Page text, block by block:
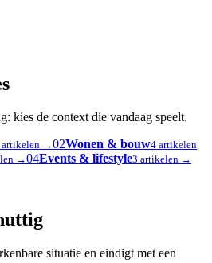
kies de context die vandaag speelt.
artikelen →02Wonen & bouw4 artikelen
→04Events & lifestyle3 artikelen →
situatie en eindigt met een